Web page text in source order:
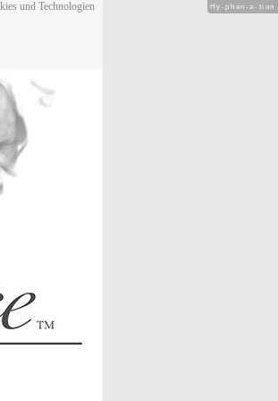
und Technologien
Hy-phen-a-tion